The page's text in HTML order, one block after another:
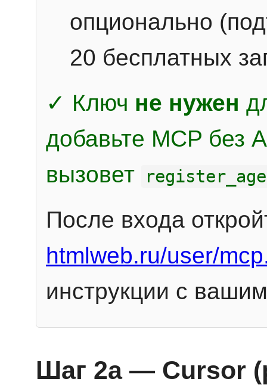
опционально
20 бесплатных
✓ Ключ не нужен
добавьте MCP без
вызовет
После входа
htmlweb.ru/user/
инструкции с
Шаг 2a — Cursor